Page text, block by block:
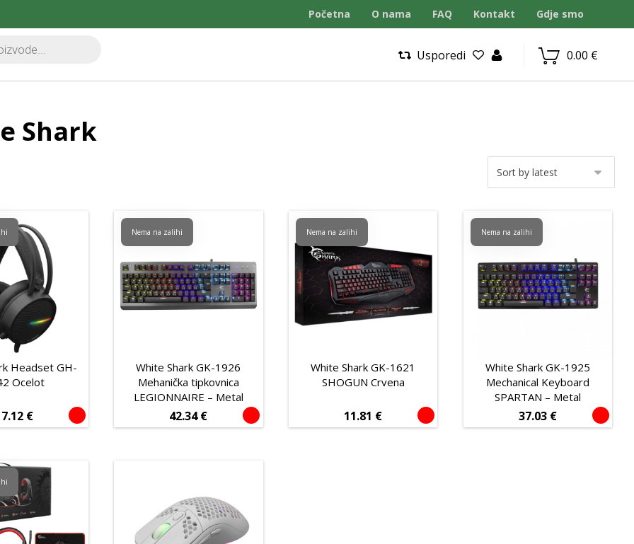
Početna O nama FAQ Kontakt Gdje smo
0.00 €
Usporedi
Shark
Headset GH-
Ocelot
€
White Shark GK-1926
Mehanička tipkovnica
LEGIONNAIRE – Metal
42.34€
Nema na zalihi
White Shark GK-1621
SHOGUN Crvena
11.81 €
Nema na zalihi
White Shark GK-1925
Mechanical Keyboard
SPARTAN – Metal
37.03 €
Nema na zalihi